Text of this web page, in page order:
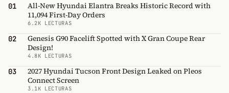
01
All-New Hyundai Elantra Breaks Historic Record with
11,094 First-Day Orders
6.2K LECTURAS
02
Genesis G90 Facelift Spotted with X Gran Coupe Rear
Design!
4.8K LECTURAS
03
2027 Hyundai Tucson Front Design Leaked on Pleos
Connect Screen
3.1K LECTURAS